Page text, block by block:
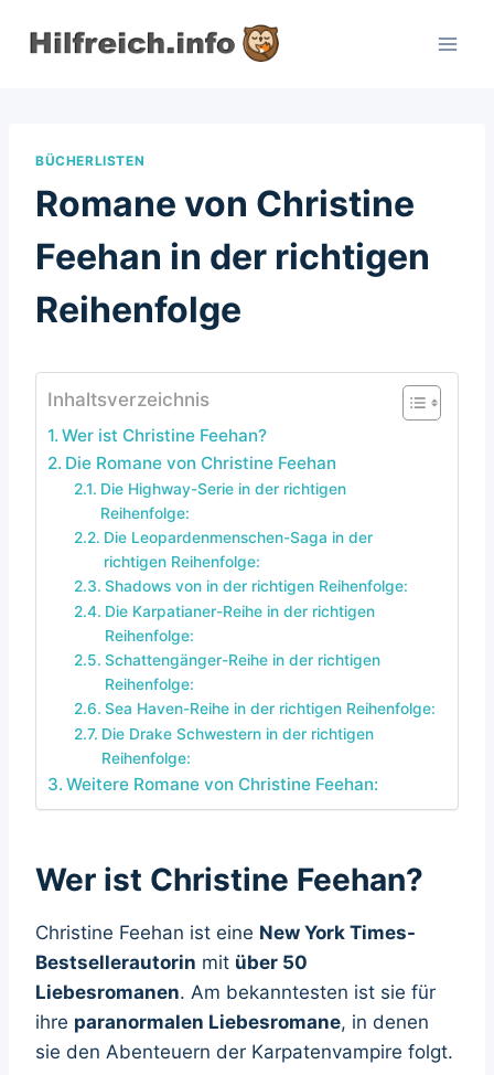
Inhalt
BÜCHERLISTEN
Romane von Christine
Feehan in der richtigen
Reihenfolge
Inhaltsverzeichnis
Wer ist Christine Feehan?
Die Romane von Christine Feehan
Die Highway-Serie in der richtigen
Reihenfolge:
Die Leopardenmenschen-Saga in der
richtigen Reihenfolge:
Shadows von in der richtigen Reihenfolge:
Die Karpatianer-Reihe in der richtigen
Reihenfolge:
Schattengänger-Reihe in der richtigen
Reihenfolge:
Sea Haven-Reihe in der richtigen Reihenfolge:
Die Drake Schwestern in der richtigen
Reihenfolge:
Weitere Romane von Christine Feehan:
Wer ist Christine Feehan?
Christine Feehan ist eine New York Times-
Bestsellerautorin mit über 50
Liebesromanen. Am bekanntesten ist sie für
ihre paranormalen Liebesromane, in denen
sie den Abenteuern der Karpatenvampire folgt.